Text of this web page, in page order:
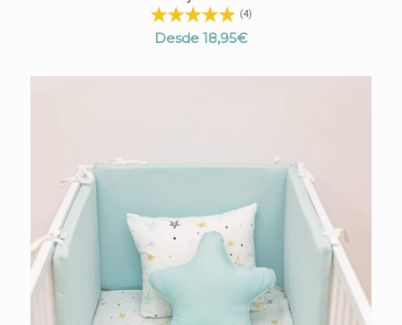
4.90
(4)
Desde 18,95€